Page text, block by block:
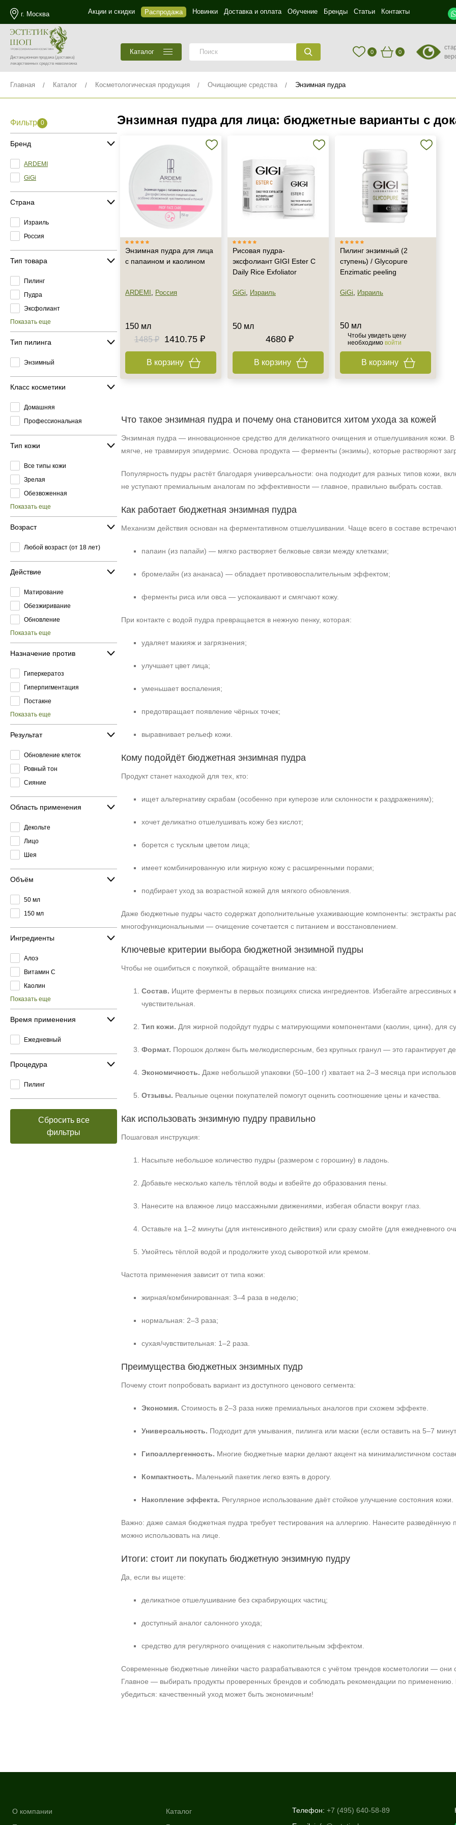
г. Москва Акции и скидки Распродажа Новинки Доставка и оплата Обучение Бренды Статьи Контакты
Дистанционная продажа(доставка)
лекарственных средств невозможна
Каталог 0 0
Главная Каталог Косметологическая продукция Очищающие средства Энзимная пудра
Фильтр 0
Бренд
ARDEMI
GiGi
Страна
Израиль
Россия
Тип товара
Пилинг
Пудра
Эксфолиант
Показать еще
Тип пилинга
Энзимный
Класс косметики
Домашняя
Профессиональная
Тип кожи
Все типы кожи
Зрелая
Обезвоженная
Показать еще
Возраст
Любой возраст (от 18 лет)
Действие
Матирование
Обезжиривание
Обновление
Показать еще
Назначение против
Гиперкератоз
Гиперпигментация
Постакне
Показать еще
Результат
Обновление клеток
Ровный тон
Сияние
Область применения
Декольте
Лицо
Шея
Объём
50 мл
150 мл
Ингредиенты
Алоэ
Витамин C
Каолин
Показать еще
Время применения
Ежедневный
Процедура
Пилинг
Сбросить все
фильтры
Энзимная пудра для лица: бюджетные варианты с
Энзимная пудра для лица
с папаином и каолином
ARDEMI , Россия
150 мл
1485 ₽
1410.75 ₽
В корзину
Рисовая пудра-
эксфолиант GIGI Ester C
Daily Rice Exfoliator
GiGi, Израиль
50 мл
4680 ₽
В корзину
Пилинг энзимный (2
ступень) / Glycopure
Enzimatic peeling
GiGi, Израиль
50 мл
Чтобы увидеть цену
необходимо войти
В корзину
Что такое энзимная пудра и почему она становится хитом ухода за кожей
Энзимная пудра — инновационное средство для деликатного очищения и отшелушивания кожи. В
мягче, не травмируя эпидермис. Основа продукта — ферменты (энзимы), которые растворяют
Популярность пудры растёт благодаря универсальности: она подходит для разных типов кожи,
не уступают премиальным аналогам по эффективности — главное, правильно выбрать состав.
Как работает бюджетная энзимная пудра
Механизм действия основан на ферментативном отшелушивании. Чаще всего в составе
папаин (из папайи) — мягко растворяет белковые связи между клетками;
бромелайн (из ананаса) — обладает противовоспалительным эффектом;
ферменты риса или овса — успокаивают и смягчают кожу.
При контакте с водой пудра превращается в нежную пенку, которая:
удаляет макияж и загрязнения;
улучшает цвет лица;
уменьшает воспаления;
предотвращает появление чёрных точек;
выравнивает рельеф кожи.
Кому подойдёт бюджетная энзимная пудра
Продукт станет находкой для тех, кто:
ищет альтернативу скрабам (особенно при куперозе или склонности к раздражениям);
хочет деликатно отшелушивать кожу без кислот;
борется с тусклым цветом лица;
имеет комбинированную или жирную кожу с расширенными порами;
подбирает уход за возрастной кожей для мягкого обновления.
Даже бюджетные пудры часто содержат дополнительные ухаживающие компоненты: экстракты
многофункциональными — очищение сочетается с питанием и восстановлением.
Ключевые критерии выбора бюджетной энзимной пудры
Чтобы не ошибиться с покупкой, обращайте внимание на:
Состав. Ищите ферменты в первых позициях списка ингредиентов. Избегайте агрессивных
чувствительная.
Тип кожи. Для жирной подойдут пудры с матирующими компонентами (каолин, цинк), для
Формат. Порошок должен быть мелкодисперсным, без крупных гранул — это гарантирует
Экономичность. Даже небольшой упаковки (50–100 г) хватает на 2–3 месяца при
Отзывы. Реальные оценки покупателей помогут оценить соотношение цены и качества.
Как использовать энзимную пудру правильно
Пошаговая инструкция:
Насыпьте небольшое количество пудры (размером с горошину) в ладонь.
Добавьте несколько капель тёплой воды и взбейте до образования пены.
Нанесите на влажное лицо массажными движениями, избегая области вокруг глаз.
Оставьте на 1–2 минуты (для интенсивного действия) или сразу смойте (для ежедневного
Умойтесь тёплой водой и продолжите уход сывороткой или кремом.
Частота применения зависит от типа кожи:
жирная/комбинированная: 3–4 раза в неделю;
нормальная: 2–3 раза;
сухая/чувствительная: 1–2 раза.
Преимущества бюджетных энзимных пудр
Почему стоит попробовать вариант из доступного ценового сегмента:
Экономия. Стоимость в 2–3 раза ниже премиальных аналогов при схожем эффекте.
Универсальность. Подходит для умывания, пилинга или маски (если оставить на 5–7
Гипоаллергенность. Многие бюджетные марки делают акцент на минималистичном
Компактность. Маленький пакетик легко взять в дорогу.
Накопление эффекта. Регулярное использование даёт стойкое улучшение состояния кожи.
Важно: даже самая бюджетная пудра требует тестирования на аллергию. Нанесите разведённую
можно использовать на лице.
Итоги: стоит ли покупать бюджетную энзимную пудру
Да, если вы ищете:
деликатное отшелушивание без скрабирующих частиц;
доступный аналог салонного ухода;
средство для регулярного очищения с накопительным эффектом.
Современные бюджетные линейки часто разрабатываются с учётом трендов косметологии —
Главное — выбирать продукты проверенных брендов и соблюдать рекомендации по применению.
убедиться: качественный уход может быть экономичным!
О компании
Каталог
Телефон: +7 (495) 640-58-89